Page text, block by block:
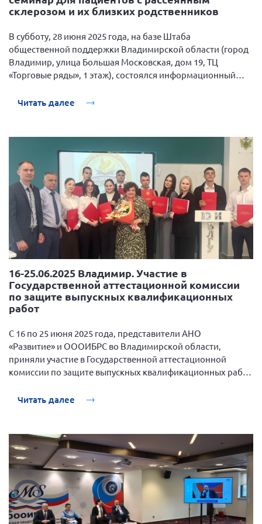
Конференция ОООИБРС 2022
Конференция ВСЭ 2021
Конференция ОООИБРС 2020
Документы съездов
Третий съезд
Четвертый съезд
Пятый съезд
Шестой съезд
ОФ «Фонд содействия больным рассеянным
склерозом»
Новости: Казахстан
Письма и официальные ответы
Нормативно-правовые документы
Методическая литература для НКО
Исследования, аналитика, мнения
Всероссийская онлайн конференция
"Рассеянный склероз. XX лет работы
ОООИБРС" (25-29.08.2020)
"Рассеянный склероз: новые реалии" (26-
Общероссийская РС
Алтайский край
Архангельская область
склерозом и их близких родственников
В субботу, 28 июня 2025 года, на базе Штаба
общественной поддержки Владимирской области (город
Владимир, улица Большая Московская, дом 19, ТЦ
«Торговые ряды», 1 этаж), состоялся информационный
близких родственников.
Читать далее
16-25.06.2025 Владимир. Участие в
Государственной аттестационной комиссии
по защите выпускных квалификационных
работ
С 16 по 25 июня 2025 года, представители АНО
«Развитие» и ОООИБРС во Владимирской области,
приняли участие в Государственной аттестационной
комиссии по защите выпускных квалификационных работ
Владимирского государственного университета имени
Читать далее